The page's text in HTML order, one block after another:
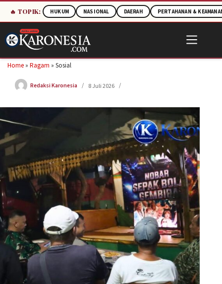
🔥 TOPIK: HUKUM NASIONAL DAERAH PERTAHANAN &
to
content
Home » Ragam » Sosial
Redaksi Karonesia 8 Juli 2026